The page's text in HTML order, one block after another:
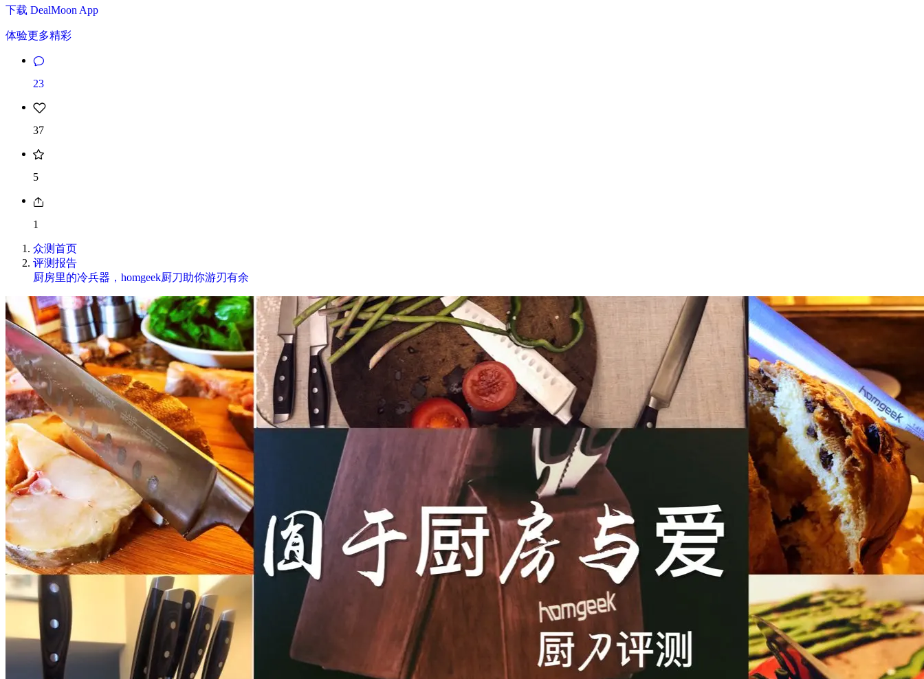
下载 DealMoon App
体验更多精彩
23
37
5
1
众测首页
评测报告
厨房里的冷兵器，homgeek厨刀助你游刃有余